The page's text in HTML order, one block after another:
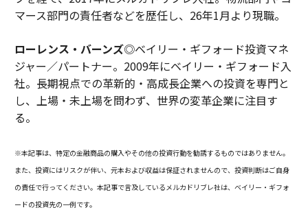
マース部門の責任者などを歴任し、26年1月より現職。
ローレンス・バーンズ◎ベイリー・ギフォード投資マネ
ジャー／パートナー。2009年にベイリー・ギフォード入
社。長期視点での革新的・高成長企業への投資を専門と
し、上場・未上場を問わず、世界の変革企業に注目す
る。
※本記事は、特定の金融商品の購入やその他の投資行動を勧誘するものではありません。
また、投資にはリスクが伴い、元本および収益は保証されませんので、投資判断はご自身
の責任で行ってください。本記事で言及しているメルカドリブレ社は、ベイリー・ギフォ
ードの投資先の一例です。